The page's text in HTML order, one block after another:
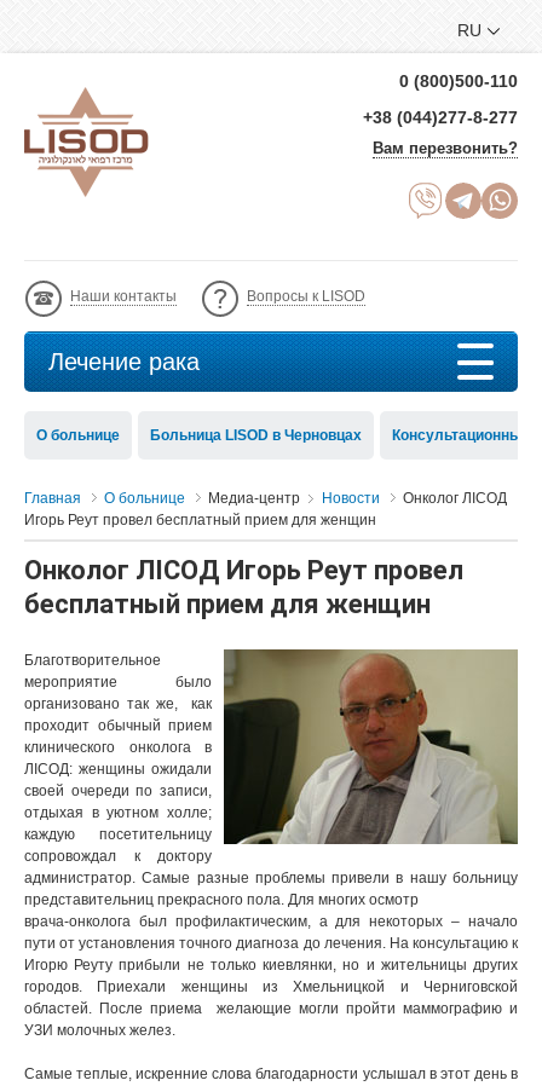
RU
0 (800)500-110
+38 (044)277-8-277
Вам перезвонить?
Наши контакты Вопросы к LISOD
Лечение рака
О больнице Больница LISOD в Черновцах Консультационный
Главная О больнице Медиа-центр Новости
Онколог ЛIСОД
Игорь Реут провел бесплатный прием для женщин
Онколог ЛIСОД Игорь Реут провел
бесплатный прием для женщин
Благотворительное
мероприятие было
организовано так же, как
проходит обычный прием
клинического онколога в
ЛICОД: женщины ожидали
своей очереди по записи,
отдыхая в уютном холле;
каждую посетительницу
сопровождал к доктору
администратор. Самые разные проблемы привели в нашу больницу
представительниц прекрасного пола. Для многих осмотр
врача-онколога был профилактическим, а для некоторых – начало
пути от установления точного диагноза до лечения. На консультацию к
Игорю Реуту прибыли не только киевлянки, но и жительницы других
городов. Приехали женщины из Хмельницкой и Черниговской
областей. После приема желающие могли пройти маммографию и
УЗИ молочных желез.
Самые теплые, искренние слова благодарности услышал в этот день в